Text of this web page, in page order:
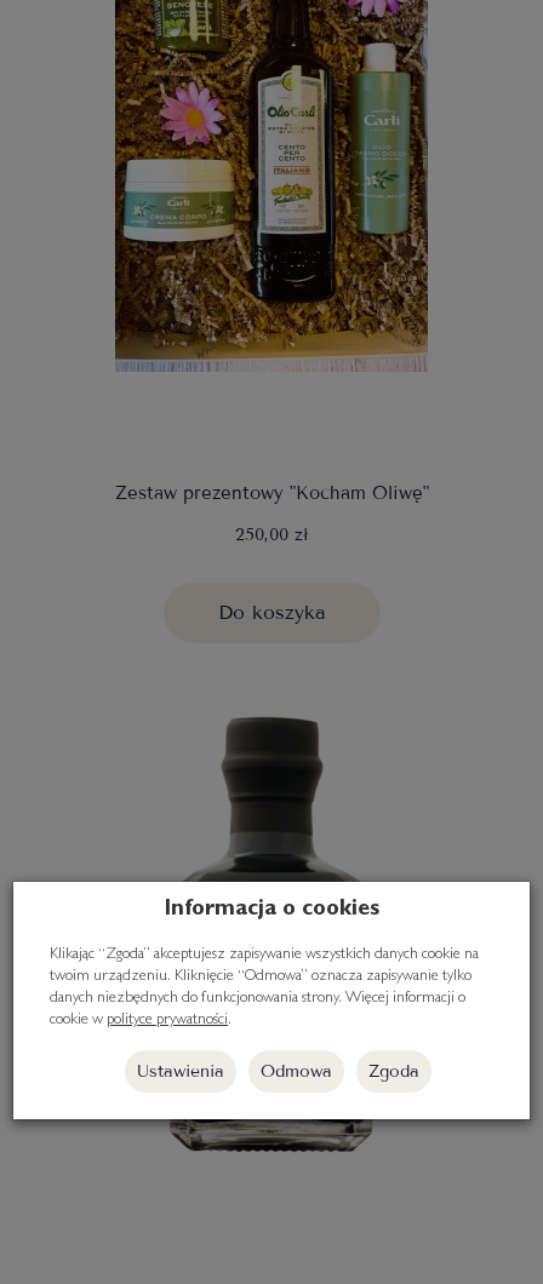
Zestaw prezentowy "Kocham Oliwę"
250,00 zł
Do koszyka
Informacja o cookies
Klikając “Zgoda” akceptujesz zapisywanie wszystkich danych cookie na
twoim urządzeniu. Kliknięcie “Odmowa” oznacza zapisywanie tylko
danych niezbędnych do funkcjonowania strony. Więcej informacji o
cookie w polityce prywatności.
Ustawienia Odmowa Zgoda